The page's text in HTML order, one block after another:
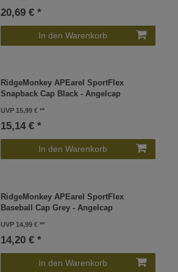
20,69 € *
In den Warenkorb
RidgeMonkey APEarel SportFlex
Snapback Cap Black - Angelcap
UVP 15,99 €
15,14 € *
In den Warenkorb
RidgeMonkey APEarel SportFlex
Baseball Cap Grey - Angelcap
UVP 14,99 €
14,20 € *
In den Warenkorb